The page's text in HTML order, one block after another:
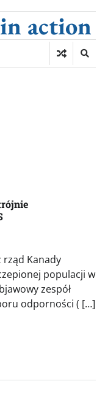
action
Kanady
populacji w
zespół
odporności ( […]